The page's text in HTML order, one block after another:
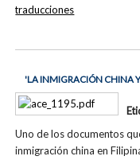
traducciones
'LA INMIGRACIÓN CHINA
Uno de los documentos
inmigración china en